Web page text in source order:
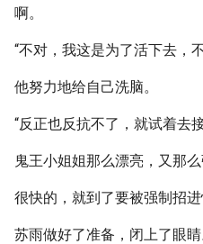
啊。
“不对，我这是为了活下去，
他努力地给自己洗脑。
“反正也反抗不了，就试着去
鬼王小姐姐那么漂亮，又那
很快的，就到了要被强制招进
苏雨做好了准备，闭上了眼睛